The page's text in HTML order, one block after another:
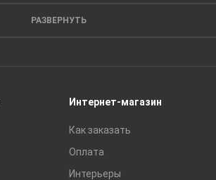
Сухие смеси
РАЗВЕРНУТЬ
Интернет-магазин
Как заказать
Оплата
Интерьеры